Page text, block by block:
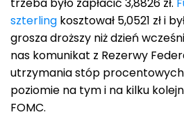
trzeba było zapłacić 3,8826 zł.
szterling kosztował 5,0521 zł i
grosza droższy niż dzień
nas komunikat z Rezerwy
utrzymania stóp
poziomie na tym i na kilku
FOMC.